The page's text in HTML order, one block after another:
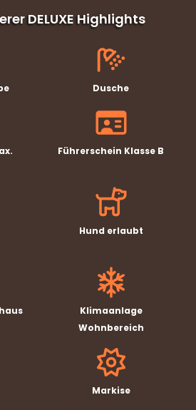
DELUXE Highlights
Dusche
Führerschein Klasse B
Hund erlaubt
Klimaanlage
Wohnbereich
Markise